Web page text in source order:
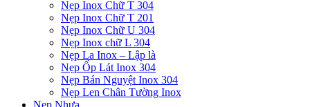
Nẹp Inox Chữ T 304
Nẹp Inox Chữ T 201
Nẹp Inox Chữ U 304
Nẹp Inox chữ L 304
Nẹp La Inox – Lập là
Nẹp Ốp Lát Inox 304
Nẹp Bán Nguyệt Inox 304
Nẹp Len Chân Tường Inox
Nẹp Nhựa